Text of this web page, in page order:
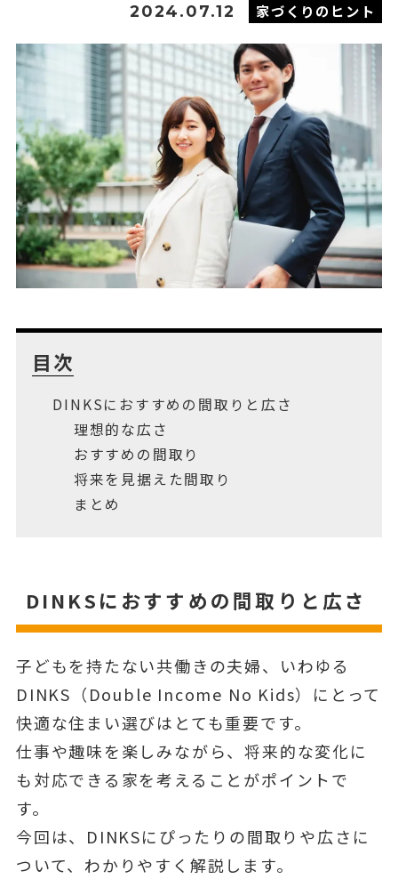
2024.07.12 家づくりのヒント
目次
DINKSにおすすめの間取りと広さ
理想的な広さ
おすすめの間取り
将来を見据えた間取り
まとめ
DINKSにおすすめの間取りと広さ
子どもを持たない共働きの夫婦、いわゆる
DINKS（Double Income No Kids）にとって
快適な住まい選びはとても重要です。
仕事や趣味を楽しみながら、将来的な変化に
も対応できる家を考えることがポイントで
す。
今回は、DINKSにぴったりの間取りや広さに
ついて、わかりやすく解説します。